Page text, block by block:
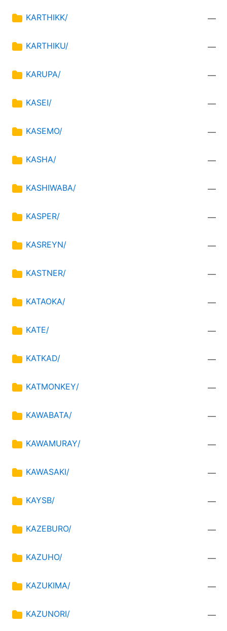
KARTHIKK/ —
KARTHIKU/ —
KARUPA/ —
KASEI/ —
KASEMO/ —
KASHA/ —
KASHIWABA/ —
KASPER/ —
KASREYN/ —
KASTNER/ —
KATAOKA/ —
KATE/ —
KATKAD/ —
KATMONKEY/ —
KAWABATA/ —
KAWAMURAY/ —
KAWASAKI/ —
KAYSB/ —
KAZEBURO/ —
KAZUHO/ —
KAZUKIMA/ —
KAZUNORI/ —